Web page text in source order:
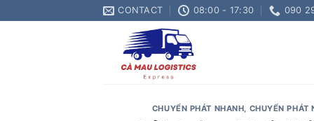
to
CONTACT 08:00 - 17:30 090
CHUYỂN PHÁT NHANH, CHUYỂN PHÁT